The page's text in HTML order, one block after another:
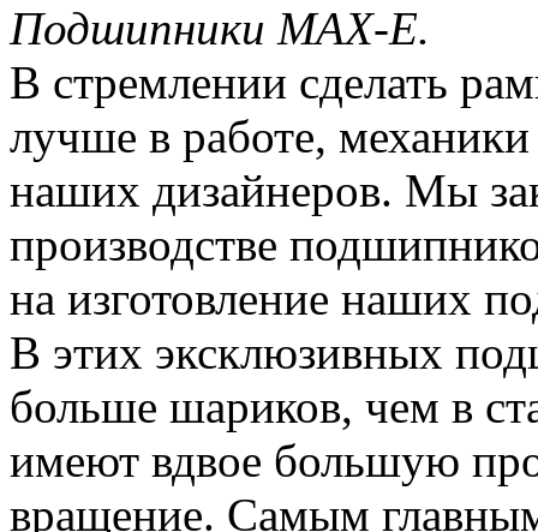
Подшипники MAX-E.
В стремлении сделать
лучше в работе,
наших дизайнеров. Мы
производстве
на изготовление наших
В этих эксклюзивных
больше шариков, чем в
имеют вдвое большую
вращение. Самым